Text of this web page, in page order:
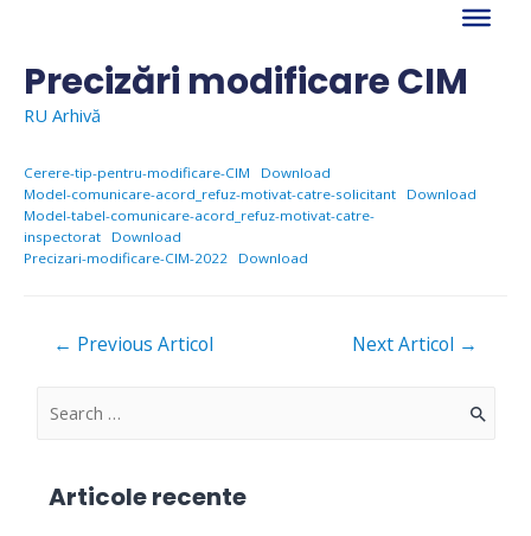
contentPrecizări modificare CIM
RU Arhivă
Cerere-tip-pentru-modificare-CIM
Download
Model-comunicare-acord_refuz-motivat-catre-solicitant
Download
Model-tabel-comunicare-acord_refuz-motivat-catre-
inspectorat
Download
Precizari-modificare-CIM-2022
Download
Navigare
← Previous Articol Next Articol →
S
Articole recente